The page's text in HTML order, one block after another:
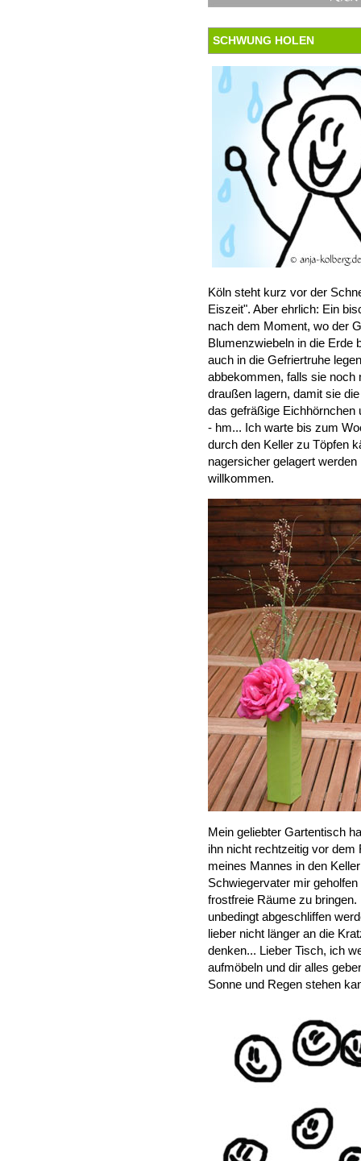
SCHWUNG HOLEN
Köln steht kurz vor der
Eiszeit". Aber ehrlich: Ein
nach dem Moment, wo der
Blumenzwiebeln in die Erde
auch in die Gefriertruhe
abbekommen, falls sie noch
draußen lagern, damit sie
das gefräßige
- hm... Ich warte bis zum
durch den Keller zu Töpfen
nagersicher gelagert
willkommen.
Mein geliebter Gartentisch
ihn nicht rechtzeitig vor
meines Mannes in den
Schwiegervater mir
frostfreie Räume zu
unbedingt abgeschliffen
lieber nicht länger an die
denken... Lieber Tisch, ich
aufmöbeln und dir alles
Sonne und Regen stehen